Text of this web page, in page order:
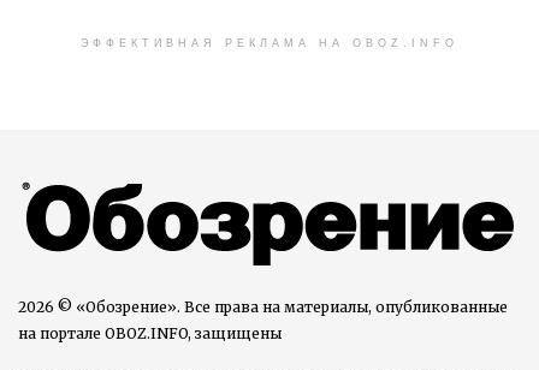
ЭФФЕКТИВНАЯ РЕКЛАМА НА OBOZ.INFO
2026 © «Обозрение». Все права на материалы, опубликованные
на портале OBOZ.INFO, защищены